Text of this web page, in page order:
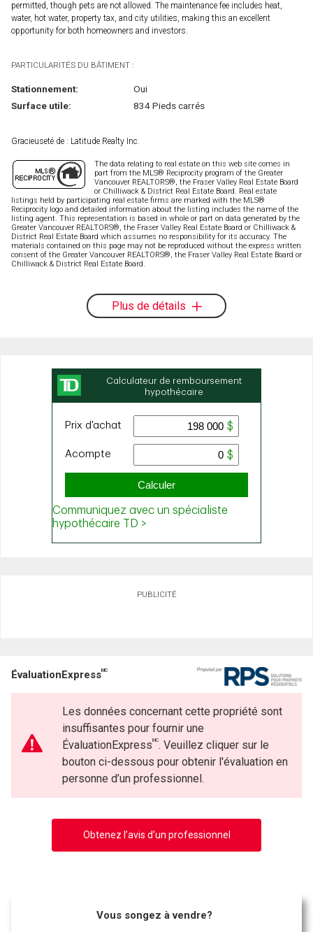
permitted, though pets are not allowed. The maintenance fee includes heat,
water, hot water, property tax, and city utilities, making this an excellent
opportunity for both homeowners and investors.
PARTICULARITÉS DU BÂTIMENT :
Stationnement:
Oui
Surface utile:
834 Pieds carrés
Gracieuseté de : Latitude Realty Inc.
The data relating to real estate on this web site comes in
part from the MLS® Reciprocity program of the Greater
Vancouver REALTORS®, the Fraser Valley Real Estate Board
or Chilliwack & District Real Estate Board. Real estate
listings held by participating real estate firms are marked with the MLS®
Reciprocity logo and detailed information about the listing includes the name of the
listing agent. This representation is based in whole or part on data generated by the
Greater Vancouver REALTORS®, the Fraser Valley Real Estate Board or Chilliwack &
District Real Estate Board which assumes no responsibility for its accuracy. The
materials contained on this page may not be reproduced without the express written
consent of the Greater Vancouver REALTORS®, the Fraser Valley Real Estate Board or
Chilliwack & District Real Estate Board.
Plus de détails
PUBLICITÉ
ÉvaluationExpressMC
Les données concernant cette propriété sont
insuffisantes pour fournir une
ÉvaluationExpressMC. Veuillez cliquer sur le
bouton ci-dessous pour obtenir l'évaluation en
personne d’un professionnel.
Obtenez l’avis d’un professionnel
Vous songez à vendre?